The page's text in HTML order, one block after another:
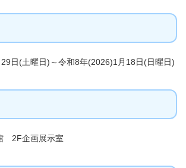
日(土曜日)～令和8年(2026)1月18日(日曜日)
2F企画展示室